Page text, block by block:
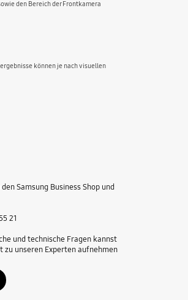
den Bereich der Frontkamera
können je nach visuellen
Samsung Business Shop und
21
und technische Fragen kannst
zu unseren Experten aufnehmen